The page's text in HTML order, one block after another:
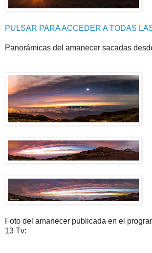
PULSAR PARA ACCEDER A TODAS
Panorámicas del amanecer sacadas
Foto del amanecer publicada en el
13 Tv: